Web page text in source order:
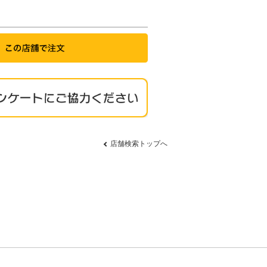
店舗検索トップへ